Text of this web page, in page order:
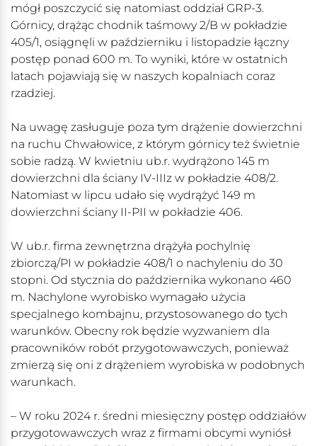
mógł poszczycić się natomiast oddział GRP-3.
Górnicy, drążąc chodnik taśmowy 2/B w pokładzie
405/1, osiągnęli w październiku i listopadzie łączny
postęp ponad 600 m. To wyniki, które w ostatnich
latach pojawiają się w naszych kopalniach coraz
rzadziej.
Na uwagę zasługuje poza tym drążenie dowierzchni
na ruchu Chwałowice, z którym górnicy też świetnie
sobie radzą. W kwietniu ub.r. wydrążono 145 m
dowierzchni dla ściany IV-IIIz w pokładzie 408/2.
Natomiast w lipcu udało się wydrążyć 149 m
dowierzchni ściany II-PII w pokładzie 406.
W ub.r. firma zewnętrzna drążyła pochylnię
zbiorczą/PI w pokładzie 408/1 o nachyleniu do 30
stopni. Od stycznia do października wykonano 460
m. Nachylone wyrobisko wymagało użycia
specjalnego kombajnu, przystosowanego do tych
warunków. Obecny rok będzie wyzwaniem dla
pracowników robót przygotowawczych, ponieważ
zmierzą się oni z drążeniem wyrobiska w podobnych
warunkach.
– W roku 2024 r. średni miesięczny postęp oddziałów
przygotowawczych wraz z firmami obcymi wyniósł